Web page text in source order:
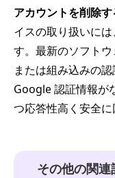
アカウントを削除
イスの取り扱いに
す。最新のソフトウ
または組み込みの
Google 認証情報が
つ応答性高く安全に
その他の関連